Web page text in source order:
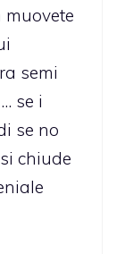
semi
se i
se no
chiude